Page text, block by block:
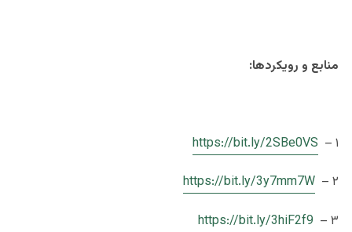
منابع و رویکردها:
۱ –
https://bit.ly/2SBe0VS
۲ –
https://bit.ly/3y7mm7W
۳ –
https://bit.ly/3hiF2f9